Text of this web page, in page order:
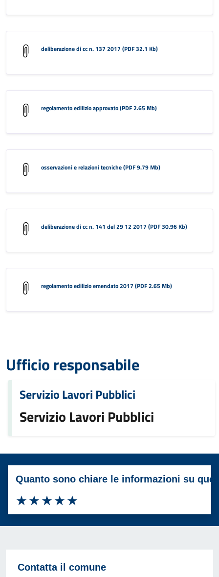
deliberazione di cc n. 137 2017 (PDF 32.1 Kb)
regolamento edilizio approvato (PDF 2.65 Mb)
osservazioni e relazioni tecniche (PDF 9.79 Mb)
deliberazione di cc n. 141 del 29 12 2017 (PDF 30.96 Kb)
regolamento edilizio emendato 2017 (PDF 2.65 Mb)
Ufficio responsabile
Servizio Lavori Pubblici
Servizio Lavori Pubblici
Quanto sono chiare le informazioni su
Valuta 4 stelle su 5
Valuta 3 stelle su 5
Valuta 2 stelle su 5
Valuta 1 stelle su 5
Contatta il comune